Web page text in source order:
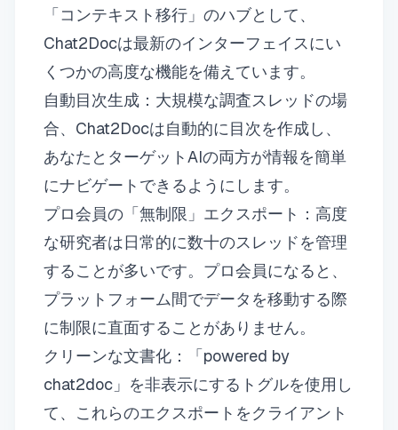
「コンテキスト移行」のハブとして、
Chat2Docは最新のインターフェイスにい
くつかの高度な機能を備えています。
自動目次生成：大規模な調査スレッドの場
合、Chat2Docは自動的に目次を作成し、
あなたとターゲットAIの両方が情報を簡単
にナビゲートできるようにします。
プロ会員の「無制限」エクスポート：高度
な研究者は日常的に数十のスレッドを管理
することが多いです。プロ会員になると、
プラットフォーム間でデータを移動する際
に制限に直面することがありません。
クリーンな文書化：「powered by
chat2doc」を非表示にするトグルを使用し
て、これらのエクスポートをクライアント